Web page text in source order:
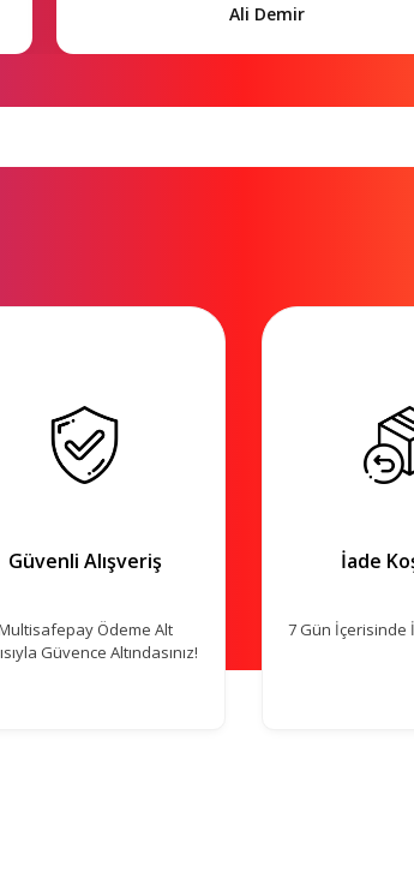
Ali Demir
Güvenli Alışveriş
Ödeme Alt
Güvence Altındasınız!
İade
7 Gün İçerisinde